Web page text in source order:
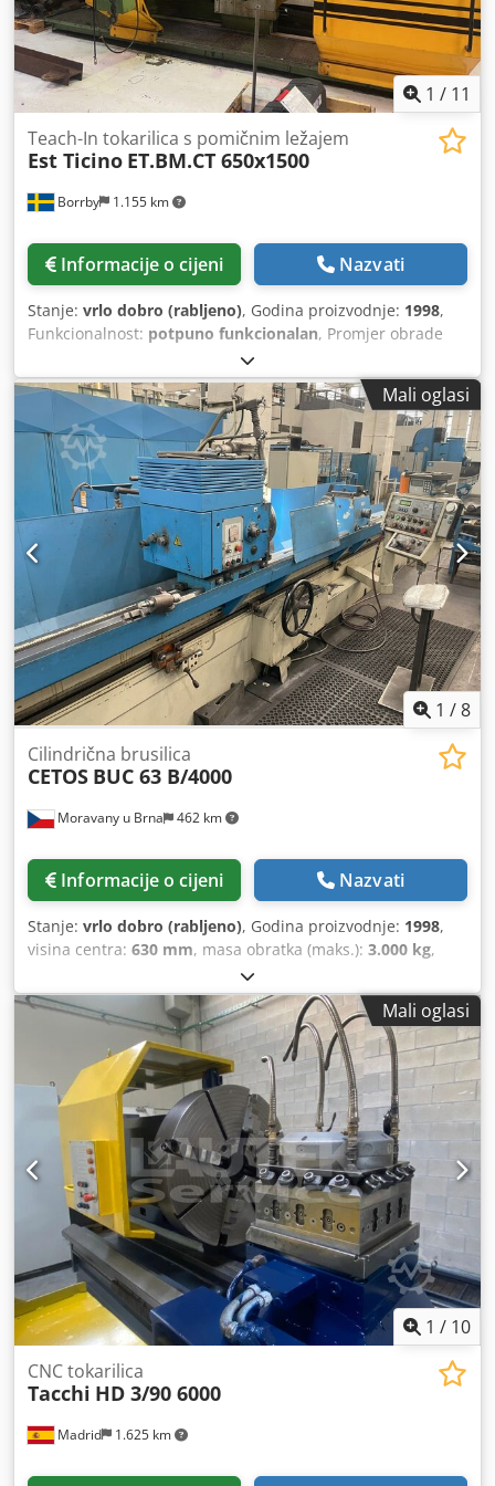
1 / 11
Borrby 1.155 km
Teach-In tokarilica s pomičnim ležajem
Est Ticino ET.BM.CT 650x1500
Informacije o cijeni Nazvati
Stanje: vrlo dobro (rabljeno), Godina proizvodnje: 1998,
Funkcionalnost: potpuno funkcionalan, Promjer obrade
preko kreveta: 1.300 mm, preko poprečnog slajda: 1.000
mm, u prorezu: 2.100 mm. Razmak između centara: 1.500
mm, 2.350 mm s otvorenim krevetom. Provrt vretena: 128
mm, 450 o/min, 50 kW. Stezna glava: 800 mm, 4-čeljusna
ploča: 900 mm. Fagor CNC, masa cca 12.000 kg. Dcedexqp I
Nspfx Acgjk
Mali oglasi
1 /8
Moravany u Brna 462 km
Cilindrična brusilica
CETOS BUC 63 B/4000
Informacije o cijeni Nazvati
Stanje: vrlo dobro (rabljeno), Godina proizvodnje: 1998,
visina centra: 630 mm, masa obratka (maks.): 3.000 kg,
, parametri brušenja 630x4000
mm maks. težina obratka - 3000 kg (u centrima) Dcodpfey
Tkgnjx Acgsk glavni motor (vreteno) - 19 kW
Mali oglasi
1 / 10
Madrid 1.625 km
CNC tokarilica
Tacchi HD 3/90 6000